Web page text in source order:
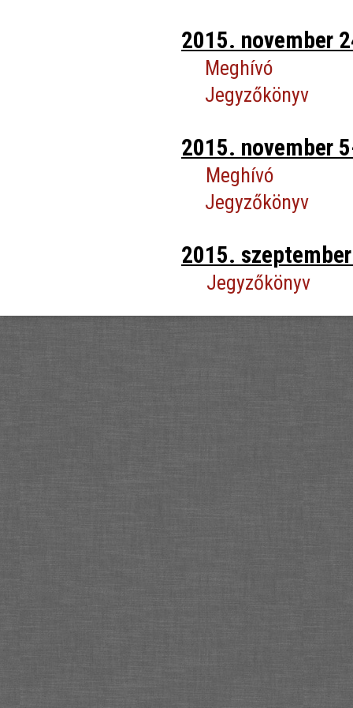
2015. november
Meghívó
Jegyzőkönyv
2015. november
Meghívó
Jegyzőkönyv
2015.
Jegyzőkönyv